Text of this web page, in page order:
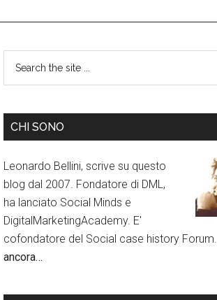
CHI SONO
Leonardo Bellini, scrive su questo
blog dal 2007. Fondatore di DML,
ha lanciato Social Minds e
DigitalMarketingAcademy. E'
cofondatore del Social case history Forum.
ancora…